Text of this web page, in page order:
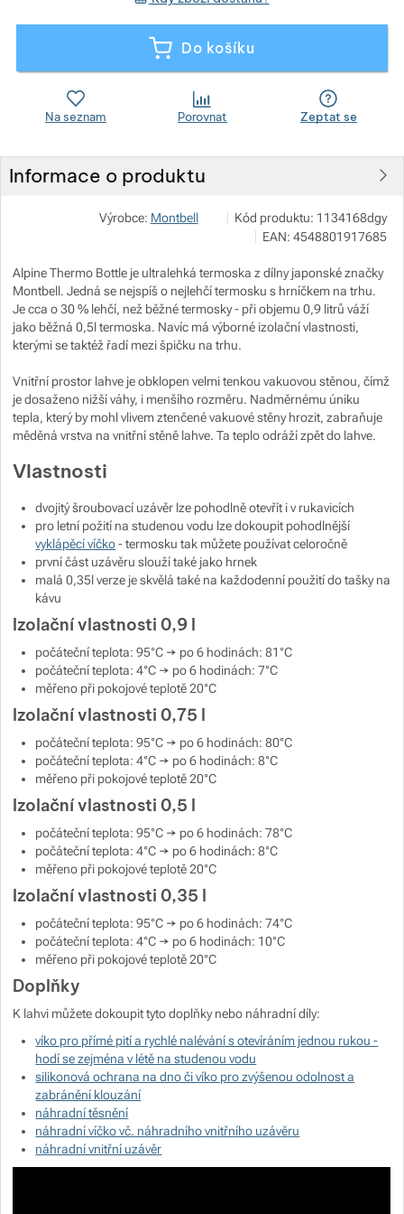
Do košíku
Na seznam Porovnat Zeptat se
Informace o produktu
Výrobce: Montbell Zobrazit více
Pod 7 kilo
Milady Horákové 546/50,
info@pod7kilo.cz
Kód produktu: 1134168dgy
EAN: 4548801917685
Alpine Thermo Bottle je ultralehká termoska z dílny japonské značky
Montbell. Jedná se nejspíš o nejlehčí termosku s hrníčkem na trhu.
Je cca o 30 % lehčí, než běžné termosky - při objemu 0,9 litrů váží
jako běžná 0,5l termoska. Navíc má výborné izolační vlastnosti,
kterými se taktéž řadí mezi špičku na trhu.
Vnitřní prostor lahve je obklopen velmi tenkou vakuovou stěnou, čímž
je dosaženo nižší váhy, i menšího rozměru. Nadměrnému úniku
tepla, který by mohl vlivem ztenčené vakuové stěny hrozit, zabraňuje
měděná vrstva na vnitřní stěně lahve. Ta teplo odráží zpět do lahve.
Vlastnosti
dvojitý šroubovací uzávěr lze pohodlně otevřít i v rukavicích
pro letní požití na studenou vodu lze dokoupit pohodlnější
vyklápěcí víčko- termosku tak můžete používat celoročně
první část uzávěru slouží také jako hrnek
malá 0,35l verze je skvělá také na každodenní použití do tašky na
kávu
Izolační vlastnosti 0,9 l
počáteční teplota: 95°C → po 6 hodinách: 81°C
počáteční teplota: 4°C → po 6 hodinách: 7°C
měřeno při pokojové teplotě 20°C
Izolační vlastnosti 0,75 l
počáteční teplota: 95°C → po 6 hodinách: 80°C
počáteční teplota: 4°C → po 6 hodinách: 8°C
měřeno při pokojové teplotě 20°C
Izolační vlastnosti 0,5 l
počáteční teplota: 95°C → po 6 hodinách: 78°C
počáteční teplota: 4°C → po 6 hodinách: 8°C
měřeno při pokojové teplotě 20°C
Izolační vlastnosti 0,35 l
počáteční teplota: 95°C → po 6 hodinách: 74°C
počáteční teplota: 4°C → po 6 hodinách: 10°C
měřeno při pokojové teplotě 20°C
Doplňky
K lahvi můžete dokoupit tyto doplňky nebo náhradní díly:
víko pro přímé pití a rychlé nalévání s otevíráním jednou rukou -
hodí se zejména v létě na studenou vodu
silikonová ochrana na dno či víko pro zvýšenou odolnost a
zabránění klouzání
náhradní těsnění
náhradní víčko vč. náhradního vnitřního uzávěru
náhradní vnitřní uzávěr
Zobrazit více
Zobrazit více
Zobrazit více
Zobrazit více
Zobrazit více